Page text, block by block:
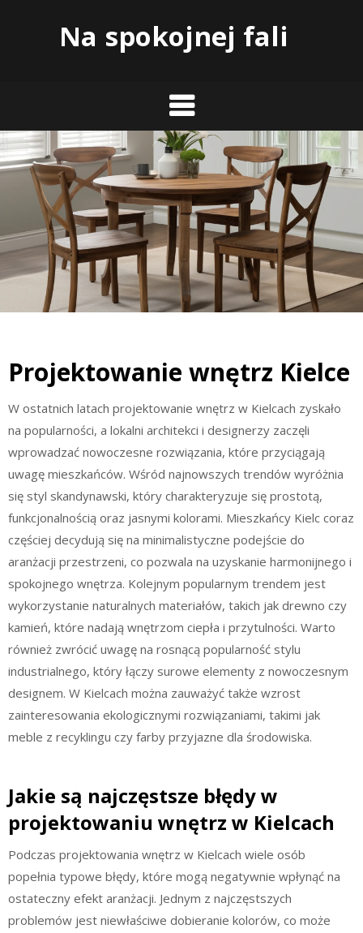
Na spokojnej fali
Projektowanie wnętrz Kielce
W ostatnich latach projektowanie wnętrz w Kielcach zyskało
na popularności, a lokalni architekci i designerzy zaczęli
wprowadzać nowoczesne rozwiązania, które przyciągają
uwagę mieszkańców. Wśród najnowszych trendów wyróżnia
się styl skandynawski, który charakteryzuje się prostotą,
funkcjonalnością oraz jasnymi kolorami. Mieszkańcy Kielc coraz
częściej decydują się na minimalistyczne podejście do
aranżacji przestrzeni, co pozwala na uzyskanie harmonijnego i
spokojnego wnętrza. Kolejnym popularnym trendem jest
wykorzystanie naturalnych materiałów, takich jak drewno czy
kamień, które nadają wnętrzom ciepła i przytulności. Warto
również zwrócić uwagę na rosnącą popularność stylu
industrialnego, który łączy surowe elementy z nowoczesnym
designem. W Kielcach można zauważyć także wzrost
zainteresowania ekologicznymi rozwiązaniami, takimi jak
meble z recyklingu czy farby przyjazne dla środowiska.
Jakie są najczęstsze błędy w
projektowaniu wnętrz w Kielcach
Podczas projektowania wnętrz w Kielcach wiele osób
popełnia typowe błędy, które mogą negatywnie wpłynąć na
ostateczny efekt aranżacji. Jednym z najczęstszych
problemów jest niewłaściwe dobieranie kolorów, co może